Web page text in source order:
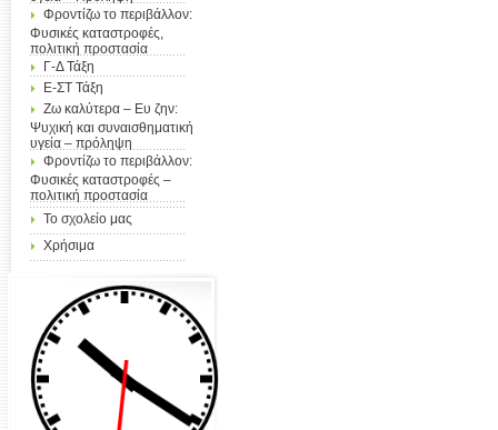
Φροντίζω το περιβάλλον:
Φυσικές καταστροφές,
πολιτική προστασία
Γ-Δ Τάξη
Ε-ΣΤ Τάξη
Ζω καλύτερα – Ευ ζην:
Ψυχική και συναισθηματική
υγεία – πρόληψη
Φροντίζω το περιβάλλον:
Φυσικές καταστροφές –
πολιτική προστασία
Το σχολείο μας
Χρήσιμα